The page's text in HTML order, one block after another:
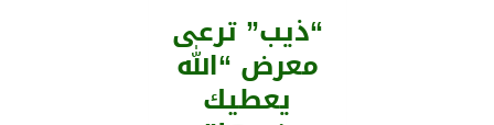
“ذيب” ترعى
معرض “الله
يعطيك